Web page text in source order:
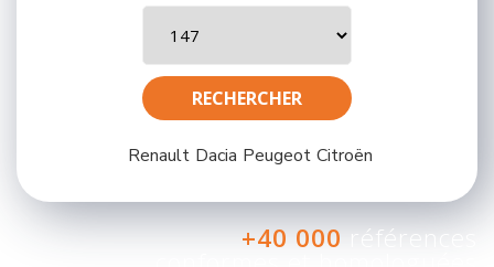
Renault Dacia Peugeot Citroën
+40 000 références